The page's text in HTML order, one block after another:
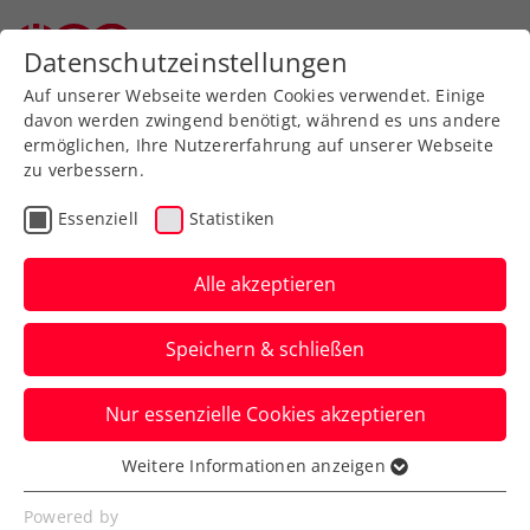
Zurück zur Newsübersicht
ATP
Happy Birthday,
Sebastian Ofner!
Österreichs aktuelle Nummer eins im
Herrentennis begeht ihren 30.
Geburtstag.
Verfasst von: Manuel Wachta, 12.05.2026
Datenschutzeinstellungen
Auf unserer Webseite werden Cookies verwendet. Einige
davon werden zwingend benötigt, während es uns andere
ermöglichen, Ihre Nutzererfahrung auf unserer Webseite
zu verbessern.
Essenziell Statistiken
Alle akzeptieren
Speichern & schließen
Nur essenzielle Cookies akzeptieren
Essenziell
Essenzielle Cookies werden für grundlegende
Weitere Informationen anzeigen
Powered by